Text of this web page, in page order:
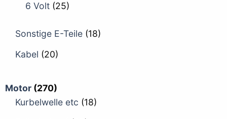
6 Volt (25)
Sonstige E-Teile (18)
Kabel (20)
Motor (270)
Kurbelwelle etc (18)